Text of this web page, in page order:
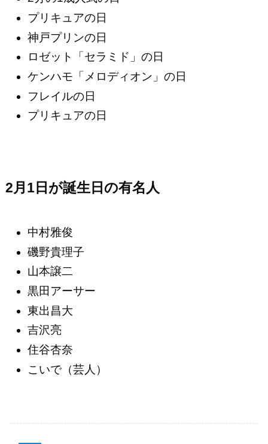
プリキュアの日
神戸プリンの日
ロゼット「セラミド」の日
ケンハモ「メロディオン」の日
フレイルの日
プリキュアの日
2月1日が誕生日の有名人
中村雅俊
磯野貴理子
山本譲二
黒田アーサー
東出昌大
吉沢亮
住谷杏奈
こいで（芸人）